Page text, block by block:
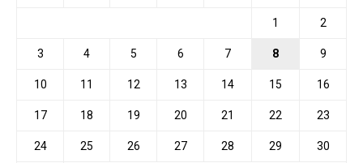
1 2
3 4 5 6 7 8 9
10 11 12 13 14 15 16
17 18 19 20 21 22 23
24 25 26 27 28 29 30